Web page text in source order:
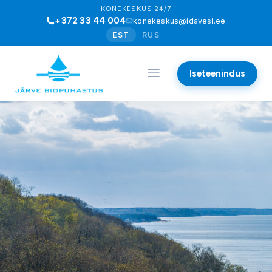
KÕNEKESKUS 24/7
+372 33 44 004
konekeskus@idavesi.ee
EST
RUS
Iseteenindus